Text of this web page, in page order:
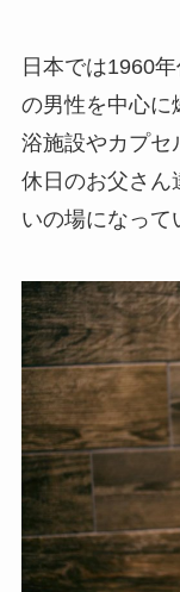
日本では1960
の男性を中心に
浴施設やカプセ
休日のお父さん
いの場になって